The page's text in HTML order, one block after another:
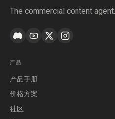
The commercial content agent.
产品
产品手册
价格方案
社区